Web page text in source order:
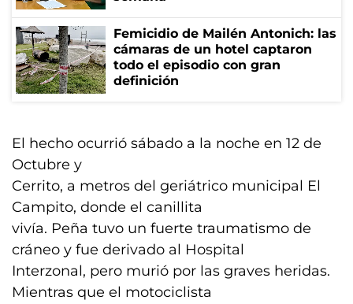
Femicidio de Mailén Antonich: las
cámaras de un hotel captaron
todo el episodio con gran
definición
El hecho ocurrió sábado a la noche en 12 de
Octubre y
Cerrito, a metros del geriátrico municipal El
Campito, donde el canillita
vivía. Peña tuvo un fuerte traumatismo de
cráneo y fue derivado al Hospital
Interzonal, pero murió por las graves heridas.
Mientras que el motociclista